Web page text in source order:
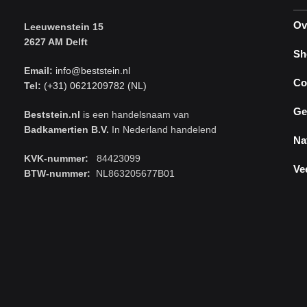
Leeuwenstein 15
2627 AM Delft
Email: info@beststein.nl
Tel: (+31) 0621209782 (NL)
Beststein.nl is een handelsnaam van
Badkamertien B.V. In Nederland handelend
KVK-nummer: 84423099
BTW-nummer: NL863205677B01